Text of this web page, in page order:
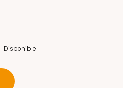
Disponible